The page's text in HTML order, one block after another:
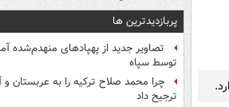
پربازدیدترین ها
تصاویر جدید از پهپادهای منهدم‌شده
توسط سپاه
چرا محمد صلاح ترکیه را به عربستان و
ترجیح داد